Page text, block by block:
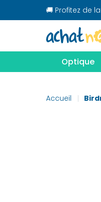
🚚 Profitez de
Optique
Accueil